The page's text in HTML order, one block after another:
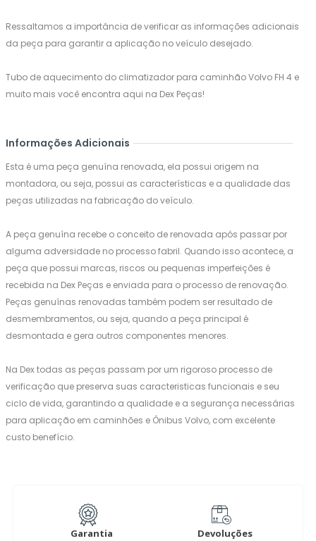
Ressaltamos a importância de verificar as informações adicionais
da peça para garantir a aplicação no veículo desejado.
Tubo de aquecimento do climatizador para caminhão Volvo FH 4 e
muito mais você encontra aqui na Dex Peças!
Informações Adicionais
Esta é uma peça genuína renovada, ela possui origem na
montadora, ou seja, possui as características e a qualidade das
peças utilizadas na fabricação do veículo.
A peça genuína recebe o conceito de renovada após passar por
alguma adversidade no processo fabril. Quando isso acontece, a
peça que possui marcas, riscos ou pequenas imperfeições é
recebida na Dex Peças e enviada para o processo de renovação.
Peças genuínas renovadas também podem ser resultado de
desmembramentos, ou seja, quando a peça principal é
desmontada e gera outros componentes menores.
Na Dex todas as peças passam por um rigoroso processo de
verificação que preserva suas caracteristicas funcionais e seu
ciclo de vida, garantindo a qualidade e a segurança necessárias
para aplicação em caminhões e Ônibus Volvo, com excelente
custo benefício.
Garantia
Devoluções